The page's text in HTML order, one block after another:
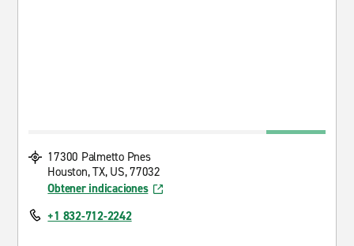
17300 Palmetto Pnes
Houston, TX, US, 77032
Obtener indicaciones
+1 832-712-2242